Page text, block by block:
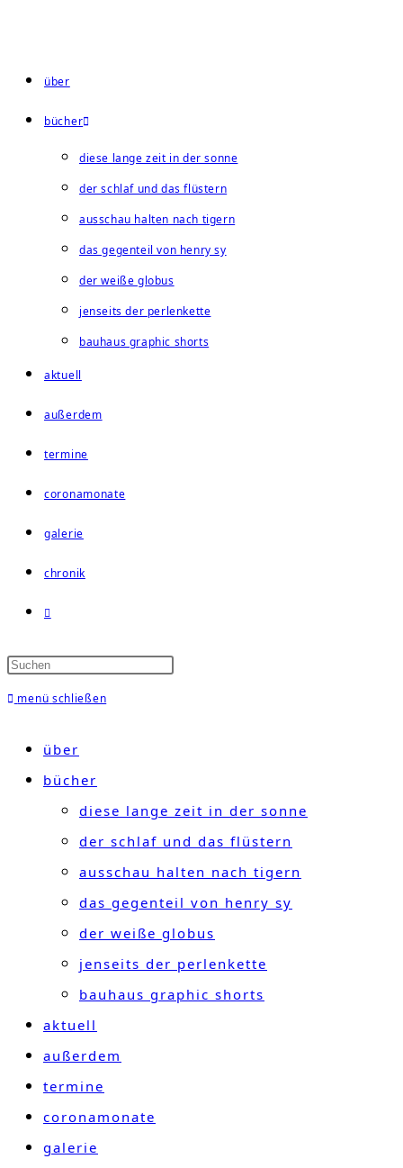
springen
über
bücher
diese lange zeit in der sonne
der schlaf und das flüstern
ausschau halten nach tigern
das gegenteil von henry sy
der weiße globus
jenseits der perlenkette
bauhaus graphic shorts
aktuell
außerdem
termine
coronamonate
galerie
chronik
website-
umschalten
menü schließen
über
bücher
diese lange zeit in der sonne
der schlaf und das flüstern
ausschau halten nach tigern
das gegenteil von henry sy
der weiße globus
jenseits der perlenkette
bauhaus graphic shorts
aktuell
außerdem
termine
coronamonate
galerie